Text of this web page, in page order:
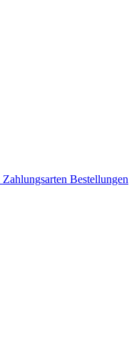
Zahlungsarten Bestellungen